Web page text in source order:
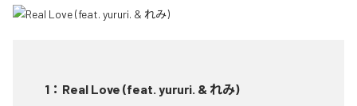
1 ： Real Love (feat. yururi. & れみ)